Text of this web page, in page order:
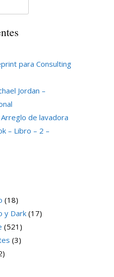
para Consulting
Jordan –
de lavadora
– Libro – 2 –
(18)
y Dark(17)
(521)
(3)